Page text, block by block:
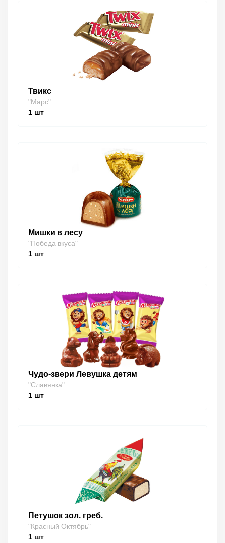
Твикс
"Марс"
1 шт
Мишки в лесу
"Победа вкуса"
1 шт
Чудо-звери Левушка детям
"Славянка"
1 шт
Петушок зол. греб.
"Красный Октябрь"
1 шт